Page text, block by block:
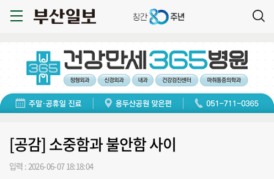
[공감] 소중함과 불안함 사이
입력 : 2026-06-07 18:18:04